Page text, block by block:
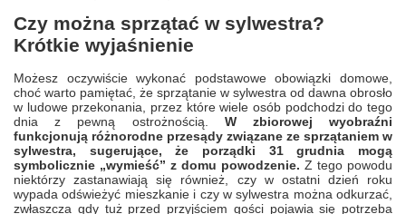
Czy można sprzątać w sylwestra?
Krótkie wyjaśnienie
Możesz oczywiście wykonać podstawowe obowiązki domowe,
choć warto pamiętać, że sprzątanie w sylwestra od dawna obrosło
w ludowe przekonania, przez które wiele osób podchodzi do tego
dnia z pewną ostrożnością. W zbiorowej wyobraźni
funkcjonują różnorodne przesądy związane ze sprzątaniem w
sylwestra, sugerujące, że porządki 31 grudnia mogą
symbolicznie „wymieść” z domu powodzenie. Z tego powodu
niektórzy zastanawiają się również, czy w ostatni dzień roku
wypada odświeżyć mieszkanie i czy w sylwestra można odkurzać,
zwłaszcza gdy tuż przed przyjściem gości pojawia się potrzeba